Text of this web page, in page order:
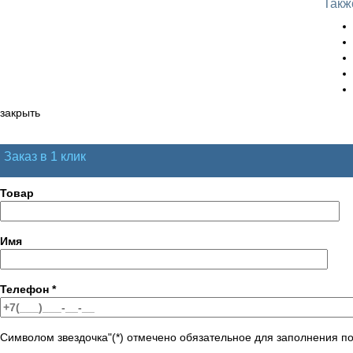
закрыть
Заказ в 1 клик
Товар
Имя
Телефон *
Символом звездочка"(*) отмечено обязательное для заполнения